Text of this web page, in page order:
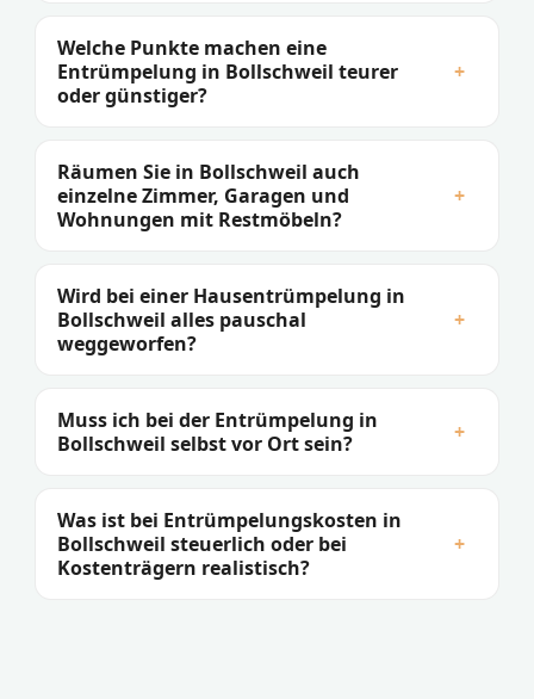
Welche Punkte machen eine
Entrümpelung in Bollschweil teurer
oder günstiger?
+
Räumen Sie in Bollschweil auch
einzelne Zimmer, Garagen und
Wohnungen mit Restmöbeln?
+
Wird bei einer Hausentrümpelung in
Bollschweil alles pauschal
weggeworfen?
+
Muss ich bei der Entrümpelung in
Bollschweil selbst vor Ort sein?
+
Was ist bei Entrümpelungskosten in
Bollschweil steuerlich oder bei
Kostenträgern realistisch?
+